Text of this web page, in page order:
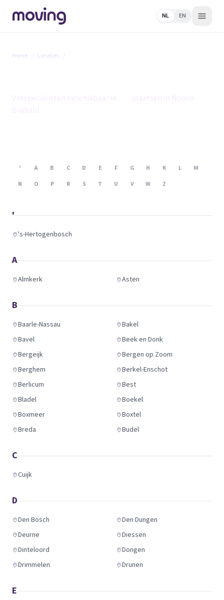
NL EN
Home / Locaties /
' A B C D E F G H K L
M
N
O P R S T U V W Z
'
's-Hertogenbosch
A
Almkerk Asten
B
Baarle-Nassau
Bakel
Bavel
Beek en Donk
Bergeijk
Bergen op Zoom
Berghem
Berkel-Enschot
Berlicum
Best
Bladel
Boekel
Boxmeer
Boxtel
Breda
Budel
C
Cuijk
D
Den Bosch
Den Dungen
Deurne
Diessen
Dinteloord
Dongen
Drimmelen
Drunen
E